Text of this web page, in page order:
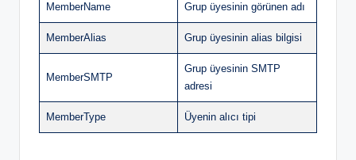
MemberName Grup üyesinin görünen adı
MemberAlias Grup üyesinin alias bilgisi
MemberSMTP
Grup üyesinin SMTP
adresi
MemberType Üyenin alıcı tipi